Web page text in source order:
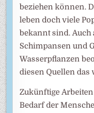
beziehen können.
leben doch viele
bekannt sind. Auch
Schimpansen und
Wasserpflanzen
diesen Quellen das
Zukünftige
Bedarf der